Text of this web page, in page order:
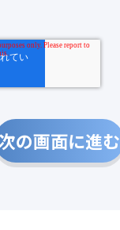
次の画面に進む